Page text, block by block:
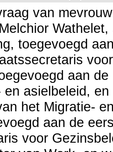
van
toegevoegd
aan
en asielbeleid,
het Migratie-
aan de
voor